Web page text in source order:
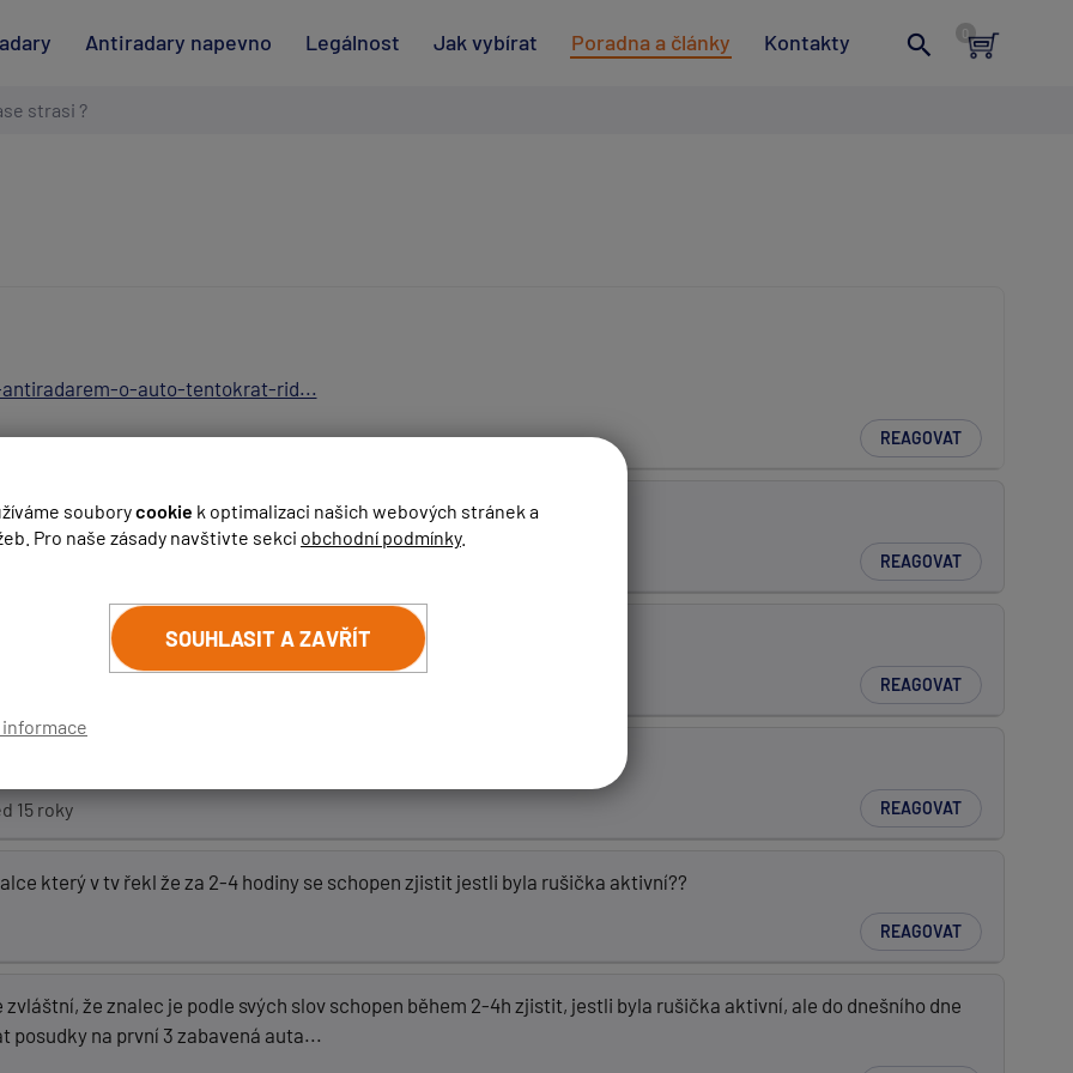
souborycookie k optimalizaci našich webových stránek a
Pro naše zásady navštivte sekci obchodní podmínky.
SOUHLASIT A ZAVŘÍT
informace
Antiradary napevno Legálnost Jak vybírat Poradna a články Kontakty
strasi ?
o-auto-tentokrat-rid...
REAGOVAT
REAGOVAT
3 auta a teď malém další...
REAGOVAT
net-pravda-o-zabavovani-vozidel-rusicky-ant...
15 roky REAGOVAT
který v tv řekl že za 2-4 hodiny se schopen zjistit jestli byla rušička aktivní??
REAGOVAT
že znalec je podle svých slov schopen během 2-4h zjistit, jestli byla rušička aktivní, ale do dnešního dne
posudky na první 3 zabavená auta...